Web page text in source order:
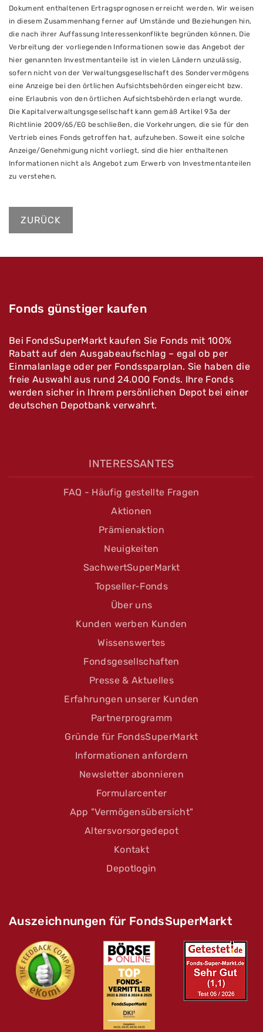
Dokument enthaltenen Ertragsprognosen erreicht werden. Wir weisen
in diesem Zusammenhang ferner auf Umstände und Beziehungen hin,
die nach ihrer Auffassung Interessenkonflikte begründen können. Die
Verbreitung der vorliegenden Informationen sowie das Angebot der
hier genannten Investmentanteile ist in vielen Ländern unzulässig,
sofern nicht von der Verwaltungsgesellschaft des Sondervermögens
eine Anzeige bei den örtlichen Aufsichtsbehörden eingereicht bzw.
eine Erlaubnis von den örtlichen Aufsichtsbehörden erlangt wurde.
Die Kapitalverwaltungsgesellschaft kann gemäß Artikel 93a der
Richtlinie 2009/65/EG beschließen, die Vorkehrungen, die sie für den
Vertrieb eines Fonds getroffen hat, aufzuheben. Soweit eine solche
Anzeige/Genehmigung nicht vorliegt, sind die hier enthaltenen
Informationen nicht als Angebot zum Erwerb von Investmentanteilen
zu verstehen.
ZURÜCK
Fonds günstiger kaufen
Bei FondsSuperMarkt kaufen Sie Fonds mit 100%
Rabatt auf den Ausgabeaufschlag – egal ob per
Einmalanlage oder per Fondssparplan. Sie haben die
freie Auswahl aus rund 24.000 Fonds. Ihre Fonds
werden sicher in Ihrem persönlichen Depot bei einer
deutschen Depotbank verwahrt.
INTERESSANTES
FAQ - Häufig gestellte Fragen
Aktionen
Prämienaktion
Neuigkeiten
SachwertSuperMarkt
Topseller-Fonds
Über uns
Kunden werben Kunden
Wissenswertes
Fondsgesellschaften
Presse & Aktuelles
Erfahrungen unserer Kunden
Partnerprogramm
Gründe für FondsSuperMarkt
Informationen anfordern
Newsletter abonnieren
Formularcenter
App "Vermögensübersicht"
Altersvorsorgedepot
Kontakt
Depotlogin
Auszeichnungen für FondsSuperMarkt